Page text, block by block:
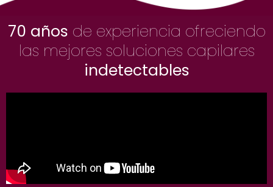
70 años de experiencia ofreciendo
las mejores soluciones capilares
indetectables